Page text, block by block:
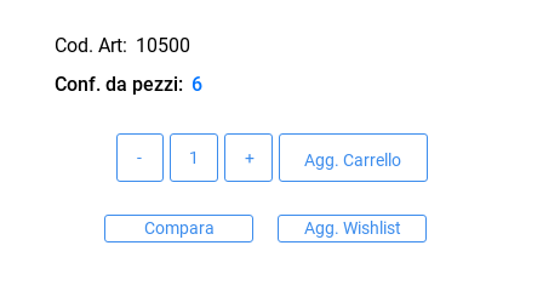
Cod. Art: 10500
Conf. da pezzi: 6
Agg. Carrello
Compara Agg. Wishlist